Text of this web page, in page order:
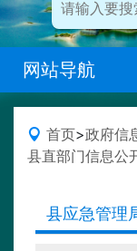
网站导航
首页>政府信
县直部门信息公
县应急管理